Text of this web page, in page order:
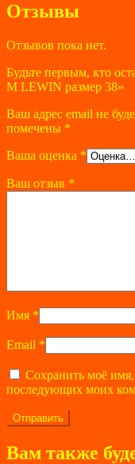
Отзывы
Отзывов пока нет.
Будьте первым, кто
M LEWIN размер 38»
Ваш адрес email не
помечены *
Ваша оценка *
Ваш отзыв *
Имя *
Email *
Сохранить моё имя,
последующих моих
Вам также